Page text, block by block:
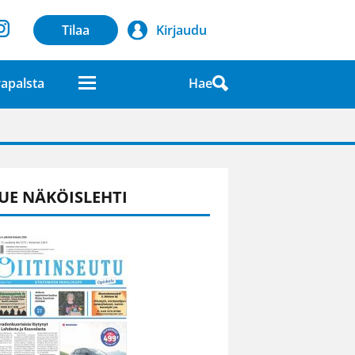
Tilaa Kirjaudu
Hae
lehdessä
NÄKÖISLEHTI